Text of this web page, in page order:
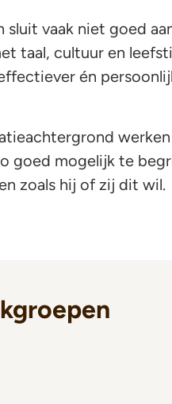
vaak niet goed
taal, cultuur en
én
goed mogelijk te
zoals hij of zij dit wil.